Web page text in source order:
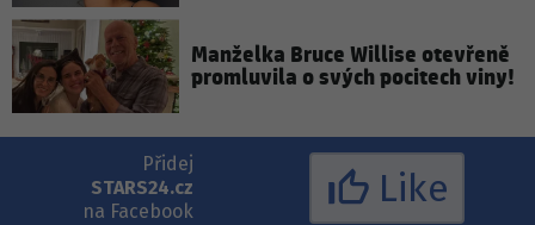
Manželka Bruce Willise otevřeně
promluvila o svých pocitech viny!
Přidej
STARS24.cz
na Facebook
Like